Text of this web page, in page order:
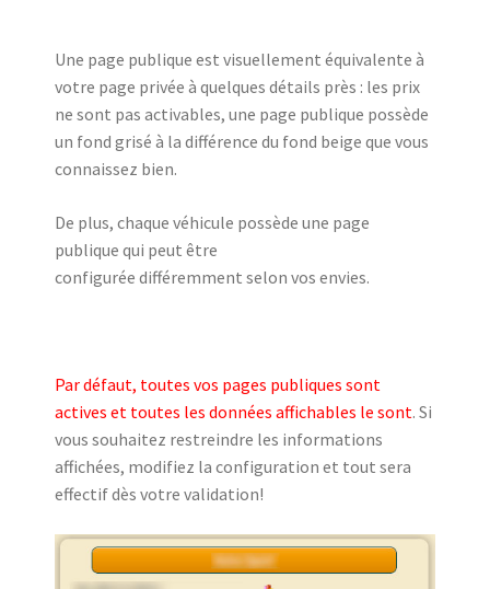
Une page publique est visuellement équivalente à
votre page privée à quelques détails près : les prix
ne sont pas activables, une page publique possède
un fond grisé à la différence du fond beige que vous
connaissez bien.
De plus, chaque véhicule possède une page
publique qui peut être
configurée différemment selon vos envies.
Par défaut, toutes vos pages publiques sont
actives et toutes les données affichables le sont. Si
vous souhaitez restreindre les informations
affichées, modifiez la configuration et tout sera
effectif dès votre validation!